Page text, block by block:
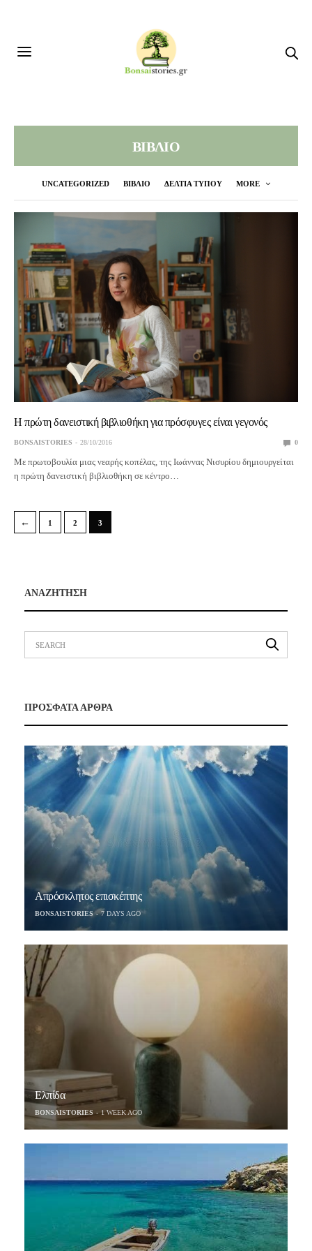
ΒΙΒΛΙΟ
UNCATEGORIZED ΒΙΒΛΙΟ ΔΕΛΤΙΑ ΤΥΠΟΥ MORE
Η πρώτη δανειστική βιβλιοθήκη για πρόσφυγες είναι γεγονός
BONSAISTORIES 28/10/2016 0
Με πρωτοβουλία μιας νεαρής κοπέλας, της Ιωάννας Νισυρίου δημιουργείται
η πρώτη δανειστική βιβλιοθήκη σε κέντρο…
← 1 2 3
ΑΝΑΖΗΤΗΣΗ
ΠΡΟΣΦΑΤΑ ΑΡΘΡΑ
Απρόσκλητος επισκέπτης
BONSAISTORIES 7 DAYS AGO
Ελπίδα
BONSAISTORIES 1 WEEK AGO